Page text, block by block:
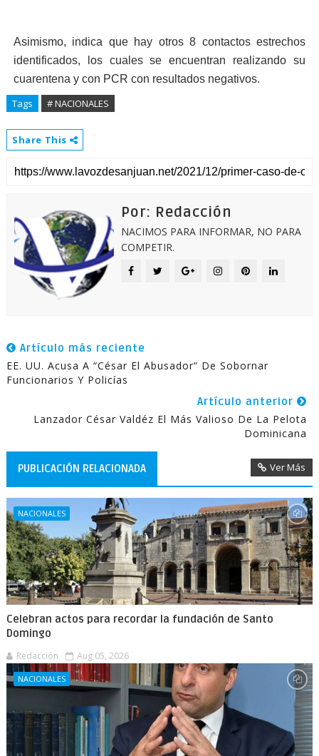
Asimismo, indica que hay otros 8 contactos estrechos
identificados, los cuales se encuentran realizando su
cuarentena y con PCR con resultados negativos.
Tags # NACIONALES
Share This
Por: Redacción
NACIMOS PARA INFORMAR, NO PARA
COMPETIR.
Artículo más reciente
EE. UU. Acusa A “César El Abusador” De Sobornar
Funcionarios Y Policías
Artículo anterior
Lanzador César Valdéz El Más Valioso De La Pelota
Dominicana
PUBLICACIÓN RELACIONADA Ver Más
NACIONALES
Celebran actos para recordar la fundación de Santo
Domingo
Redacción Aug 05, 2026
NACIONALES